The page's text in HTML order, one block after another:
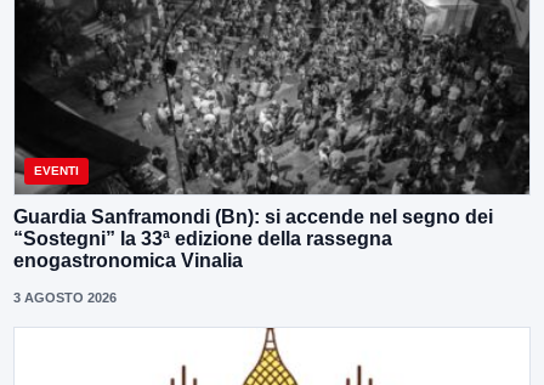
EVENTI
Guardia Sanframondi (Bn): si accende nel segno dei
“Sostegni” la 33ª edizione della rassegna
enogastronomica Vinalia
3 AGOSTO 2026